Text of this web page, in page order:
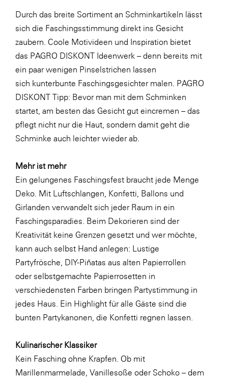
WKS Fachgruppe Finanzdienstleister
WK UBIT
Zühlke
Media
Durch das breite Sortiment an Schminkartikeln lässt
sich die Faschingsstimmung direkt ins Gesicht
zaubern. Coole Motivideen und Inspiration bietet
das PAGRO DISKONT Ideenwerk – denn bereits mit
ein paar wenigen Pinselstrichen lassen
sich kunterbunte Faschingsgesichtermalen. PAGRO
DISKONT Tipp: Bevor man mit dem Schminken
startet, am besten das Gesicht gut eincremen – das
pflegt nicht nur die Haut, sondern damit geht die
Schminke auch leichter wieder ab.
Mehr ist mehr
Ein gelungenes Faschingsfest braucht jede Menge
Deko. Mit Luftschlangen, Konfetti, Ballons und
Girlanden verwandelt sich jeder Raum in ein
Faschingsparadies. Beim Dekorieren sind der
Kreativität keine Grenzen gesetzt und wer möchte,
kann auch selbst Hand anlegen: Lustige
Partyfrösche DIY-Piñatas aus alten Papierrollen
oder selbstgemachte Papierrosetten in
verschiedensten Farben bringen Partystimmung in
jedes Haus. Ein Highlight für alle Gäste sind die
bunten Partykanonen , die Konfetti regnen lassen.
Kulinarischer Klassiker
Kein Fasching ohne Krapfen. Ob mit
Marillenmarmelade, Vanillesoße oder Schoko – dem